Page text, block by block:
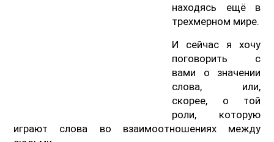
находясь ещё в
трехмерном мире.
И сейчас я хочу
поговорить с
вами о значении
слова, или,
скорее, о той
роли, которую
играют слова во взаимоотношениях между